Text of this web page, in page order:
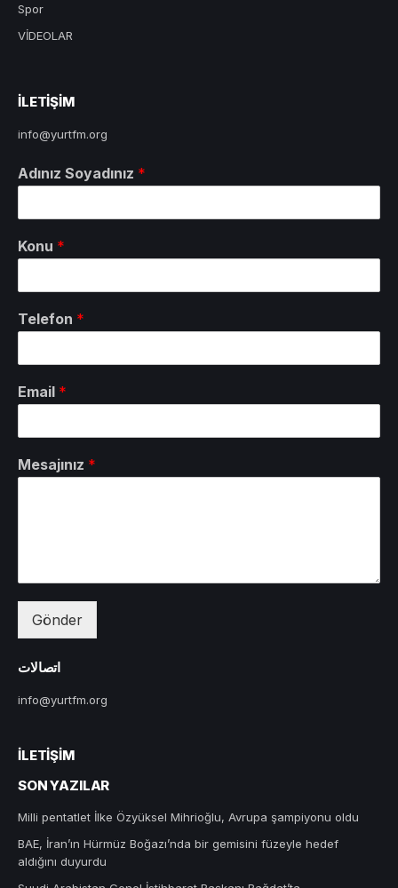
Spor
VİDEOLAR
ILETIŞIM
info@yurtfm.org
Adınız Soyadınız *
Konu *
Telefon *
Email *
Mesajınız *
Gönder
اتصالات
info@yurtfm.org
İLETIŞIM
SON YAZILAR
Milli pentatlet İlke Özyüksel Mihrioğlu, Avrupa şampiyonu oldu
BAE, İran’ın Hürmüz Boğazı’nda bir gemisini füzeyle hedef
aldığını duyurdu